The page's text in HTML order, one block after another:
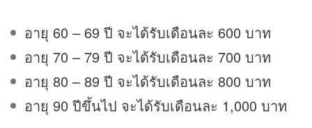
อายุ 60 – 69 ปี จะได้รับเดือนละ 600 บาท
อายุ 70 – 79 ปี จะได้รับเดือนละ 700 บาท
อายุ 80 – 89 ปี จะได้รับเดือนละ 800 บาท
อายุ 90 ปีขึ้นไป จะได้รับเดือนละ 1,000 บาท